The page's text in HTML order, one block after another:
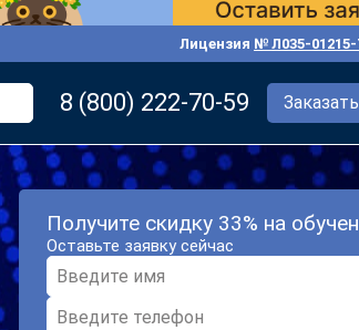
Лицензия № Л035-01215-
8 (800) 222-70-59
Получите скидку 33% на
Оставьте заявку сейчас